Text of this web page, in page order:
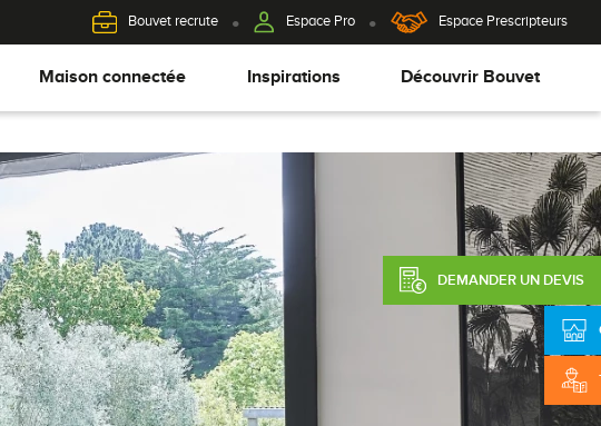
Bouvet recrute Espace Pro Espace Prescripteurs
Maison connectée Inspirations Découvrir Bouvet
DEMANDER UN DEVIS